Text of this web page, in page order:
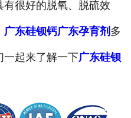
有很好的脱氧、脱硫效
广东硅钡钙广东孕育剂 多
一起来了解一下广东硅钡